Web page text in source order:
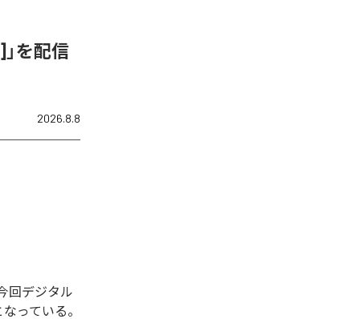
を配信
2026.8.8
回デジタル
っている。